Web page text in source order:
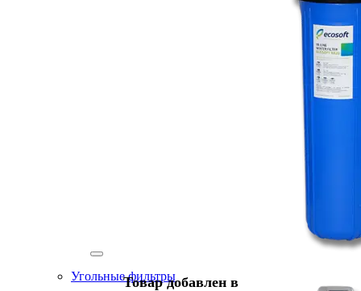
Угольные фильтрыТовар добавлен в